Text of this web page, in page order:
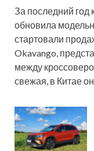
За последний год
обновила
стартовали
Okavango,
между
свежая, в Китае